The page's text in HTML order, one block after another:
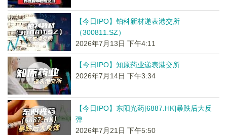
【今日IPO】铂科新材递表港交所
（300811.SZ）
2026年7月13日 下午4:11
【今日IPO】知原药业递表港交所
2026年7月14日 下午3:34
【今日IPO】东阳光药[6887.HK]暴跌后大反
弹
2026年7月21日 下午5:50